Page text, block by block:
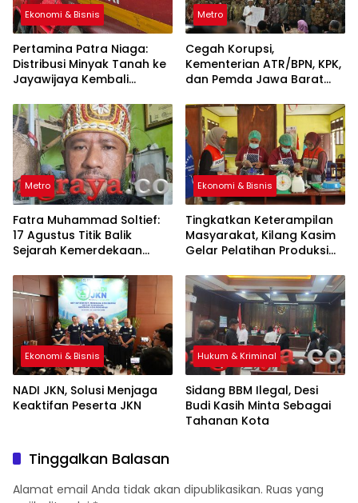
Ekonomi & Bisnis
Pertamina Patra Niaga:
Distribusi Minyak Tanah ke
Jayawijaya Kembali
Metro
Cegah Korupsi,
Kementerian ATR/BPN, KPK,
dan Pemda Jawa Barat
Metro
Fatra Muhammad Soltief:
17 Agustus Titik Balik
Sejarah Kemerdekaan
Ekonomi & Bisnis
Tingkatkan Keterampilan
Masyarakat, Kilang Kasim
Gelar Pelatihan Produksi
Ekonomi & Bisnis
NADI JKN, Solusi Menjaga
Keaktifan Peserta JKN
Hukum & Kriminal
Sidang BBM Ilegal, Desi
Budi Kasih Minta Sebagai
Tahanan Kota
Tinggalkan Balasan
Alamat email Anda tidak akan dipublikasikan. Ruas yang